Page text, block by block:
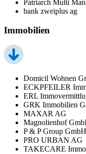
Patriarch Multi
bank zweiplus ag
Immobilien
Domicil Wohnen
ECKPFEILER
ERL
GRK Immobilien
MAXAR AG
Magnolienhof
P & P Group GmbH
PRO URBAN AG
TAKECARE